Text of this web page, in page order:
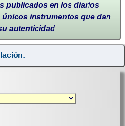
publicados en los diarios
instrumentos que dan
autenticidad